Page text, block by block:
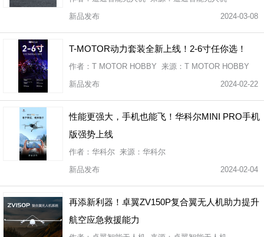
新品发布
2024-03-08
T-MOTOR动力套装全新上线！2-6寸任你选！
作者：T MOTOR HOBBY 来源：T MOTOR HOBBY
新品发布
2024-02-22
性能更强大，手机也能飞！华科尔MINI PRO手机
版强势上线
作者：华科尔 来源：华科尔
新品发布
2024-02-04
再添新利器！卓翼ZV150P复合翼无人机助力提升
航空应急救援能力